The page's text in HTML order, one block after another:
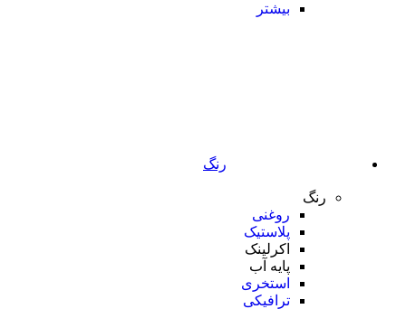
بیشتر
رنگ
رنگ
روغنی
پلاستیک
اکرلینک
پایه آب
استخری
ترافیکی